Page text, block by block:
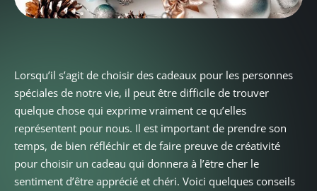
Lorsqu’il s’agit de choisir des cadeaux pour les personnes
spéciales de notre vie, il peut être difficile de trouver
quelque chose qui exprime vraiment ce qu’elles
représentent pour nous. Il est important de prendre son
temps, de bien réfléchir et de faire preuve de créativité
pour choisir un cadeau qui donnera à l’être cher le
sentiment d’être apprécié et chéri. Voici quelques conseils